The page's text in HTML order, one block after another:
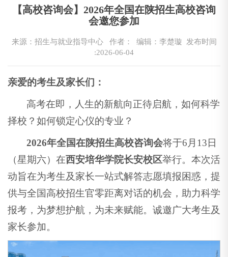
【高校咨询会】2026年全国在陕招生高校咨询
会邀您参加
来源：招生与就业指导中心 作者： 编辑：李楚璇 发布时间
:2026-06-04
亲爱的考生及家长们：
高考在即，人生的新航向正待启航，如何科学
择校？如何锁定心仪的专业？
2026年全国在陕招生高校咨询会将于6月13日
（星期六）在西安培华学院长安校区举行。本次活
动旨在为考生及家长一站式解答志愿填报困惑，提
供与全国高校招生官零距离对话的机会，助力科学
报考，为梦想护航，为未来赋能。诚邀广大考生及
家长参加。